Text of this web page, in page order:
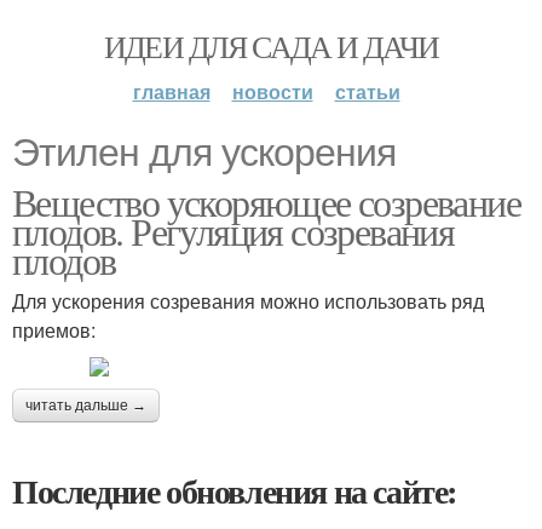
ИДЕИ ДЛЯ САДА И ДАЧИ
главная новости статьи
Этилен для ускорения
Вещество ускоряющее созревание
плодов. Регуляция созревания
плодов
Для ускорения созревания можно использовать ряд
приемов:
читать дальше →
Последние обновления на сайте: